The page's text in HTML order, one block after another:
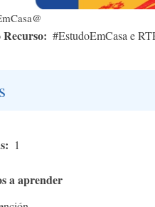
Recurso #EstudoEmCasa e
1
a aprender